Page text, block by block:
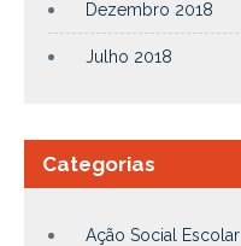
Dezembro 2018
Julho 2018
Categorias
Ação Social Escolar